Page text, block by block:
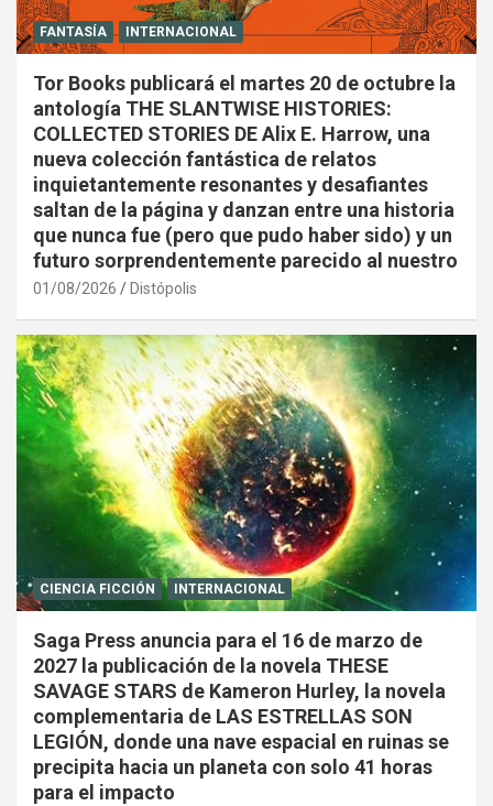
FANTASÍA INTERNACIONAL
Tor Books publicará el martes 20 de octubre la
antología THE SLANTWISE HISTORIES:
COLLECTED STORIES DE Alix E. Harrow, una
nueva colección fantástica de relatos
inquietantemente resonantes y desafiantes
saltan de la página y danzan entre una historia
que nunca fue (pero que pudo haber sido) y un
futuro sorprendentemente parecido al nuestro
01/08/2026 Distópolis
CIENCIA FICCIÓN INTERNACIONAL
Saga Press anuncia para el 16 de marzo de
2027 la publicación de la novela THESE
SAVAGE STARS de Kameron Hurley, la novela
complementaria de LAS ESTRELLAS SON
LEGIÓN, donde una nave espacial en ruinas se
precipita hacia un planeta con solo 41 horas
para el impacto